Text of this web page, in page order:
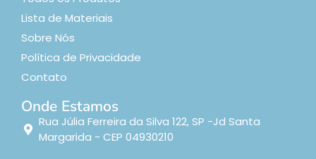
Lista de Materiais
Sobre Nós
Política de Privacidade
Contato
Onde Estamos
Rua Júlia Ferreira da Silva 122, SP -Jd Santa
Margarida - CEP 04930210